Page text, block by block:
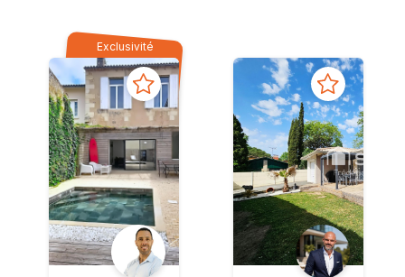
Exclusivité